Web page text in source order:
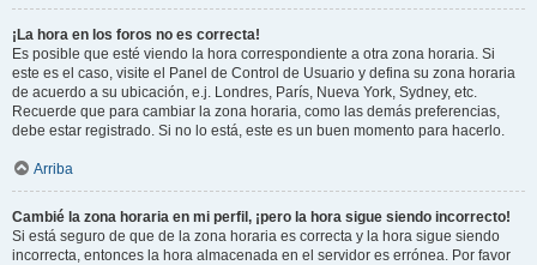
¡La hora en los foros no es correcta!
Es posible que esté viendo la hora correspondiente a otra zona horaria. Si
este es el caso, visite el Panel de Control de Usuario y defina su zona horaria
de acuerdo a su ubicación, e.j. Londres, París, Nueva York, Sydney, etc.
Recuerde que para cambiar la zona horaria, como las demás preferencias,
debe estar registrado. Si no lo está, este es un buen momento para hacerlo.
Arriba
Cambié la zona horaria en mi perfil, ¡pero la hora sigue siendo incorrecto!
Si está seguro de que de la zona horaria es correcta y la hora sigue siendo
incorrecta, entonces la hora almacenada en el servidor es errónea. Por favor